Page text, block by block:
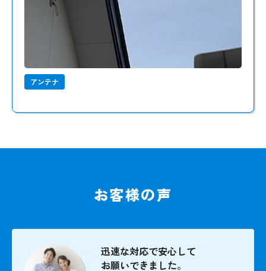
アンテナ
お客様の声
迅速な対応で安心して
お願いできました。